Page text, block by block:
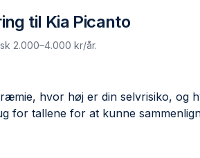
til Kia Picanto
2.000–4.000 kr/år.
hvor høj er din selvrisiko, og
for tallene for at kunne